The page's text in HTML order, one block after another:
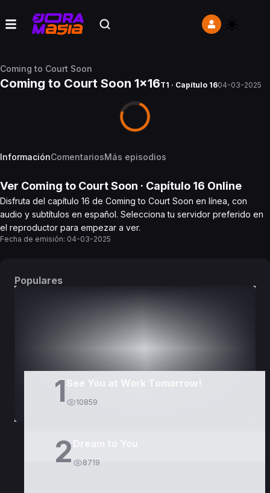
Coming to Court Soon
Coming to Court Soon 1x16T1 · Capítulo 1604-03-2025
InformaciónComentariosMás episodios
Ver Coming to Court Soon · Capítulo 16 Online
Disfruta del capítulo 16 de Coming to Court Soon en línea, con
audio y subtítulos en español. Selecciona tu servidor preferido en
el reproductor para empezar a ver.
Fecha de emisión: 04-03-2025
Populares
1 See You at Work Tomorrow!
10859
2 8719